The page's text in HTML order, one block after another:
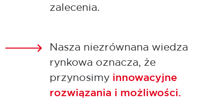
zalecenia.
Nasza niezrównana wiedza
rynkowa oznacza, że
przynosimy innowacyjne
rozwiązania i możliwości.